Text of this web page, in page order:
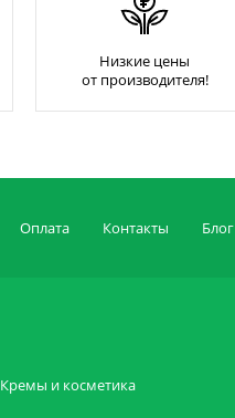
Низкие цены
от производителя!
Оплата Контакты Блог
Кремы и косметика